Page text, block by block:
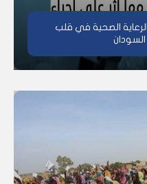
الصحية في قلب